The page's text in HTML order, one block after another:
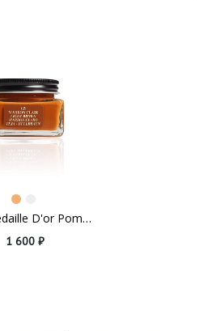
Saphir Medaille D'or Pommadier Light Brown
1 600 ₽